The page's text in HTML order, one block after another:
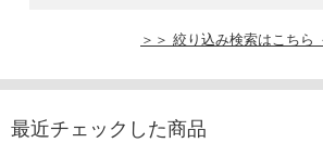
＞＞ 絞り込み検索はこちら
最近チェックした商品